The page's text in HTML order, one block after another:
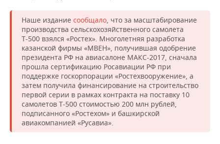
Наше издание сообщало, что за масштабирование
производства сельскохозяйственного самолета
Т-500 взялся «Ростех». Многолетняя разработка
казанской фирмы «МВЕН», получившая одобрение
президента РФ на авиасалоне МАКС-2017, сначала
прошла сертификацию Росавиации РФ при
поддержке госкорпорации «Ростехвооружение», а
затем получила финансирование на строительство
первой серии в рамках контракта на поставку 10
самолетов Т-500 стоимостью 200 млн рублей,
подписанного «Ростехом» и башкирской
авиакомпанией «Русавиа».